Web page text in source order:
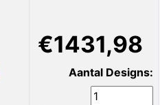
€1431,98
Aantal Designs: